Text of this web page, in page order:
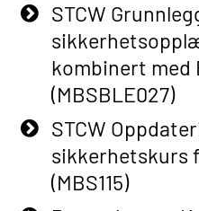
Basic Safety
Course
Basic Safety
E-learning
med adaptive e-
Helicopter
STCW
kombinert
(MBSBLE027)
STCW
sikkerhetskurs
(MBS115)